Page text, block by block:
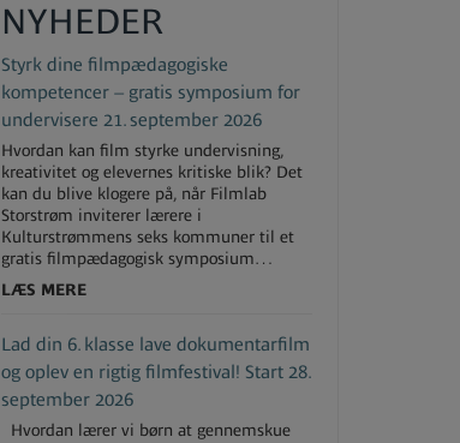
NYHEDER
Styrk dine filmpædagogiske
kompetencer – gratis symposium for
undervisere 21. september 2026
Hvordan kan film styrke undervisning,
kreativitet og elevernes kritiske blik? Det
kan du blive klogere på, når Filmlab
Storstrøm inviterer lærere i
Kulturstrømmens seks kommuner til et
gratis filmpædagogisk symposium…
LÆS MERE
Lad din 6. klasse lave dokumentarfilm
og oplev en rigtig filmfestival! Start 28.
september 2026
Hvordan lærer vi børn at gennemskue